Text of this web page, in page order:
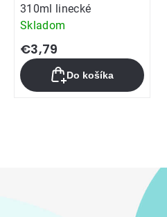
310ml linecké
Skladom
€3,79
Do košíka